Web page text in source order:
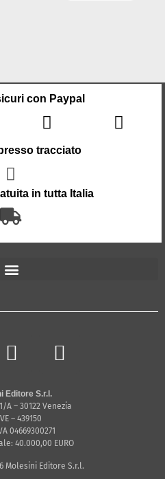
con Paypal
tracciato
in tutta Italia
Editore S.r.l.
A – 30122 Venezia
– 439150
04669300271
40.000,00 EURO
Molesini Editore S.r.l.